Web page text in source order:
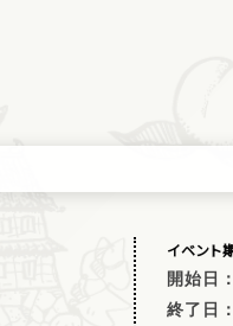
イベント
開始日
終了日